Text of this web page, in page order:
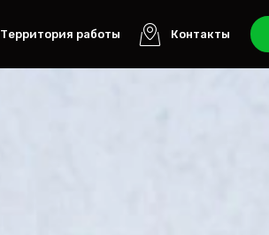
Территория работы Контакты